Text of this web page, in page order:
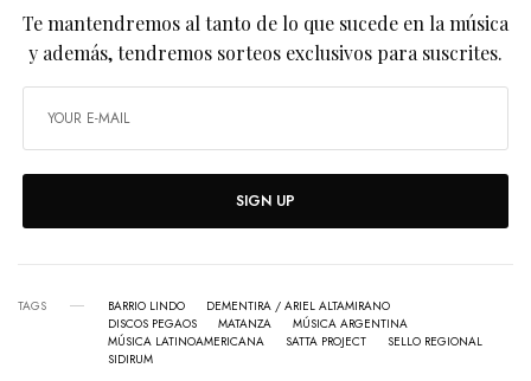
Te mantendremos al tanto de lo que sucede en la música
y además, tendremos sorteos exclusivos para suscrites.
SIGN UP
TAGS BARRIO LINDO
DEMENTIRA / ARIEL ALTAMIRANO
DISCOS PEGAOS
MATANZA
MÚSICA ARGENTINA
MÚSICA LATINOAMERICANA
SATTA PROJECT
SELLO REGIONAL
SIDIRUM